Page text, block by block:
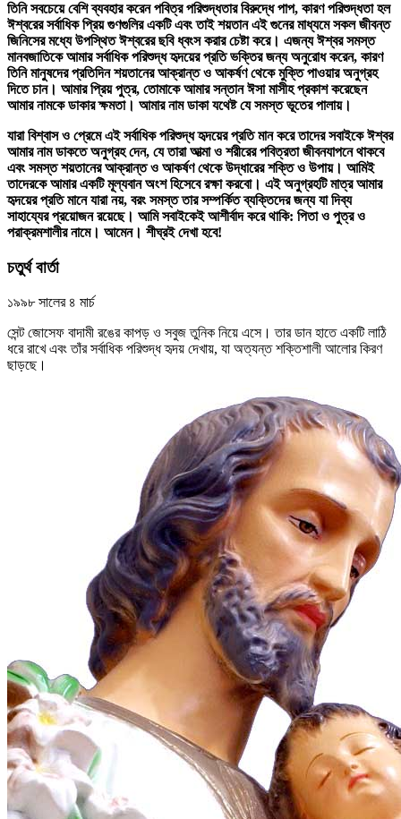
তিনি সবচেয়ে বেশি ব্যবহার করেন পবিত্র পরিশুদ্ধতার বিরুদ্ধে পাপ, কারণ পরিশুদ্ধতা হল
ঈশ্বরের সর্বাধিক প্রিয় গুণগুলির একটি এবং তাই শয়তান এই গুনের মাধ্যমে সকল জীবন্ত
জিনিসের মধ্যে উপস্থিত ঈশ্বরের ছবি ধ্বংস করার চেষ্টা করে। এজন্য ঈশ্বর সমস্ত
মানবজাতিকে আমার সর্বাধিক পরিশুদ্ধ হৃদয়ের প্রতি ভক্তির জন্য অনুরোধ করেন, কারণ
তিনি মানুষদের প্রতিদিন শয়তানের আক্রান্ত ও আকর্ষণ থেকে মুক্তি পাওয়ার অনুগ্রহ
দিতে চান। আমার প্রিয় পুত্র, তোমাকে আমার সন্তান ঈসা মাসীহ প্রকাশ করেছেন
আমার নামকে ডাকার ক্ষমতা। আমার নাম ডাকা যথেষ্ট যে সমস্ত ভূতের পালায়।
যারা বিশ্বাস ও প্রেমে এই সর্বাধিক পরিশুদ্ধ হৃদয়ের প্রতি মান করে তাদের সবাইকে ঈশ্বর
আমার নাম ডাকতে অনুগ্রহ দেন, যে তারা আত্মা ও শরীরের পবিত্রতা জীবনযাপনে থাকবে
এবং সমস্ত শয়তানের আক্রান্ত ও আকর্ষণ থেকে উদ্ধারের শক্তি ও উপায়। আমিই
তাদেরকে আমার একটি মূল্যবান অংশ হিসেবে রক্ষা করবো। এই অনুগ্রহটি মাত্র আমার
হৃদয়ের প্রতি মানে যারা নয়, বরং সমস্ত তার সম্পর্কিত ব্যক্তিদের জন্য যা দিব্য
সাহায্যের প্রয়োজন রয়েছে। আমি সবাইকেই আশীর্বাদ করে থাকি: পিতা ও পুত্র ও
পরাক্রমশালীর নামে। আমেন। শীঘ্রই দেখা হবে!
চতুর্থ বার্তা
১৯৯৮ সালের ৪ মার্চ
সেন্ট জোসেফ বাদামী রঙের কাপড় ও সবুজ তুনিক নিয়ে এসে। তার ডান হাতে একটি লাঠি
ধরে রাখে এবং তাঁর সর্বাধিক পরিশুদ্ধ হৃদয় দেখায়, যা অত্যন্ত শক্তিশালী আলোর কিরণ
ছাড়ছে।